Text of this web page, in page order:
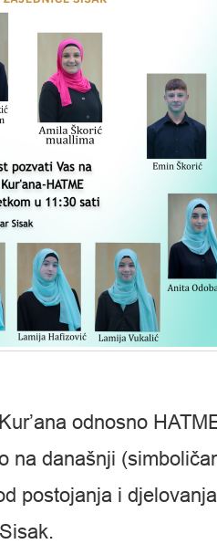
odnosno
na današnji
postojanja i djelovanja